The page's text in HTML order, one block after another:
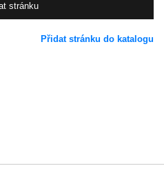
Přidat stránku do katalogu